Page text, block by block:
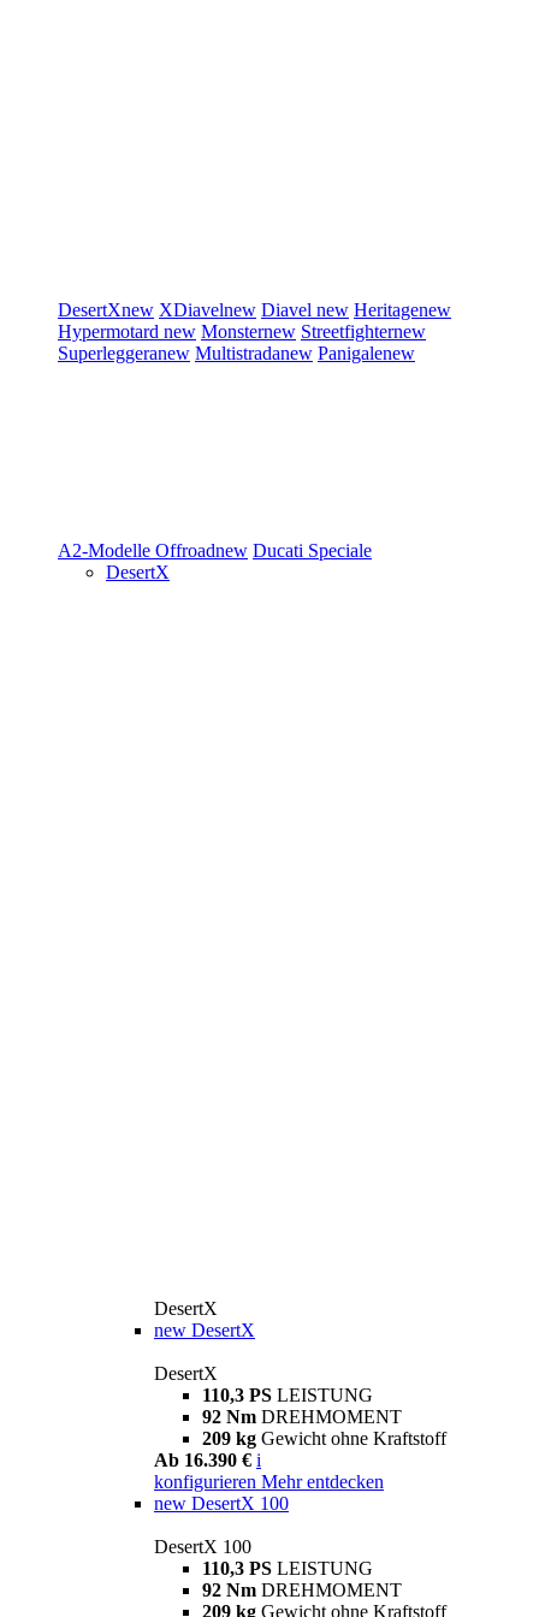
DesertXnew XDiavelnew Diavel new Heritagenew
Hypermotard new Monsternew Streetfighternew
Superleggeranew Multistradanew Panigalenew
A2-Modelle Offroadnew Ducati Speciale
DesertX
DesertX
new DesertX
DesertX
110,3 PS LEISTUNG
92 Nm DREHMOMENT
209 kg Gewicht ohne Kraftstoff
Ab 16.390 € i
konfigurieren Mehr entdecken
new DesertX 100
DesertX 100
110,3 PS LEISTUNG
92 Nm DREHMOMENT
209 kg Gewicht ohne Kraftstoff